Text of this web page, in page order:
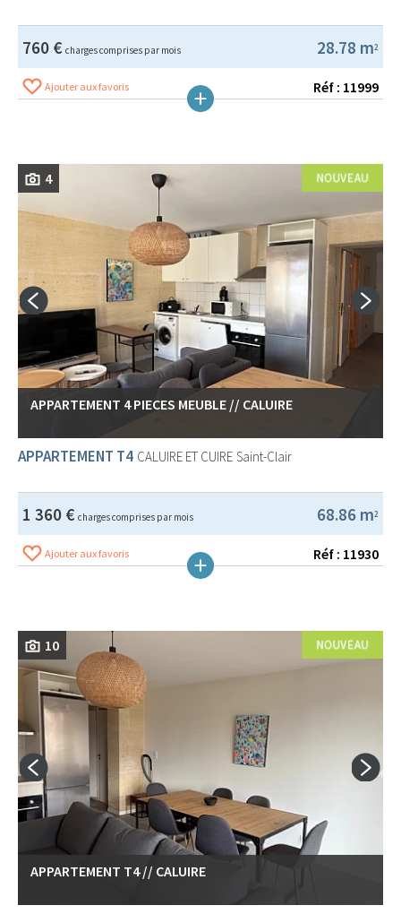
28.78 m2
760 € charges comprises par mois
Ajouter aux favoris Réf : 11999
4
APPARTEMENT 4 PIECES MEUBLE // CALUIRE
APPARTEMENT T4 CALUIRE ET CUIRE Saint-Clair
68.86 m2
1 360 € charges comprises par mois
Ajouter aux favoris Réf : 11930
10
APPARTEMENT T4 // CALUIRE